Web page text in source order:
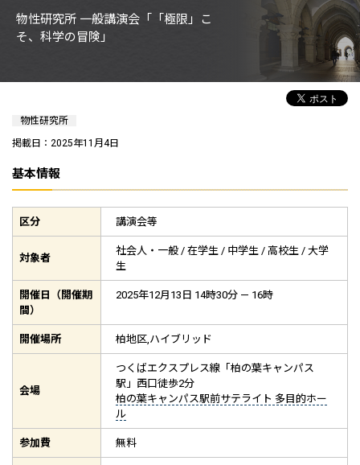
物性研究所 一般講演会「「極限」こ
そ、科学の冒険」
物性研究所
掲載日：2025年11月4日
基本情報
区分 講演会等
対象者
社会人・一般 / 在学生 / 中学生 / 高校生 / 大学
生
開催日（開催期
間）
2025年12月13日 14時30分 — 16時
開催場所 柏地区,ハイブリッド
会場
つくばエクスプレス線「柏の葉キャンパス
駅」西口徒歩2分
柏の葉キャンパス駅前サテライト 多目的ホー
ル
参加費 無料